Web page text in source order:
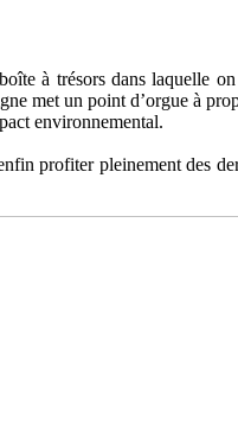
à trésors dans laquelle
met un point d’orgue à
environnemental.
profiter pleinement des